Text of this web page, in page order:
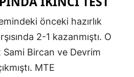
önceki hazırlık
2-1 kazanmıştı. O
Sami Bircan ve Devrim
MTE